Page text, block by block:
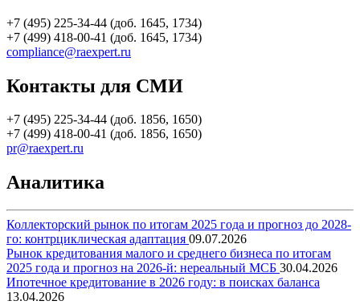
+7 (495) 225-34-44 (доб. 1645, 1734)
+7 (499) 418-00-41 (доб. 1645, 1734)
compliance@raexpert.ru
Контакты для СМИ
+7 (495) 225-34-44 (доб. 1856, 1650)
+7 (499) 418-00-41 (доб. 1856, 1650)
pr@raexpert.ru
Аналитика
Коллекторский рынок по итогам 2025 года и прогноз до 2028-
го: контрциклическая адаптация 09.07.2026
Рынок кредитования малого и среднего бизнеса по итогам
2025 года и прогноз на 2026-й: нереальный МСБ 30.04.2026
Ипотечное кредитование в 2026 году: в поисках баланса
13.04.2026